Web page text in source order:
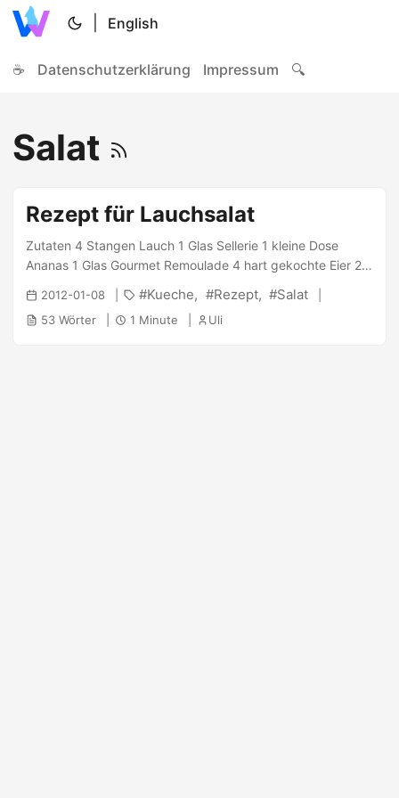
English
☕ Datenschutzerklärung Impressum 🔍
Salat
Rezept für Lauchsalat
Zutaten 4 Stangen Lauch 1 Glas Sellerie 1 kleine Dose
Ananas 1 Glas Gourmet Remoulade 4 hart gekochte Eier 2
grüne Äpfel Zubereitung Salzwasser aufsetzen Lauch
schneiden und 5-10 Minuten im Salzwasser kochen Ananas
abtropfen Sellerie abtropfen Eier klein schneiden Alles
2012-01-08 Kueche Rezept Salat
53 Wörter 1 Minute Uli